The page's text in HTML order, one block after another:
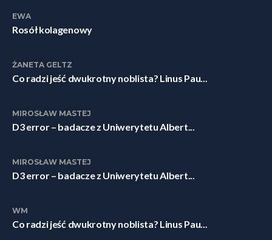
EWA
Rosół kolagenowy
ŻANETA GELTZ
Co radzi jeść dwukrotny noblista? Linus Pau...
MIROSŁAW MASTEJ
D3 error – badacze z Uniwerytetu Albert...
MIROSŁAW MASTEJ
D3 error – badacze z Uniwerytetu Albert...
WM
Co radzi jeść dwukrotny noblista? Linus Pau...